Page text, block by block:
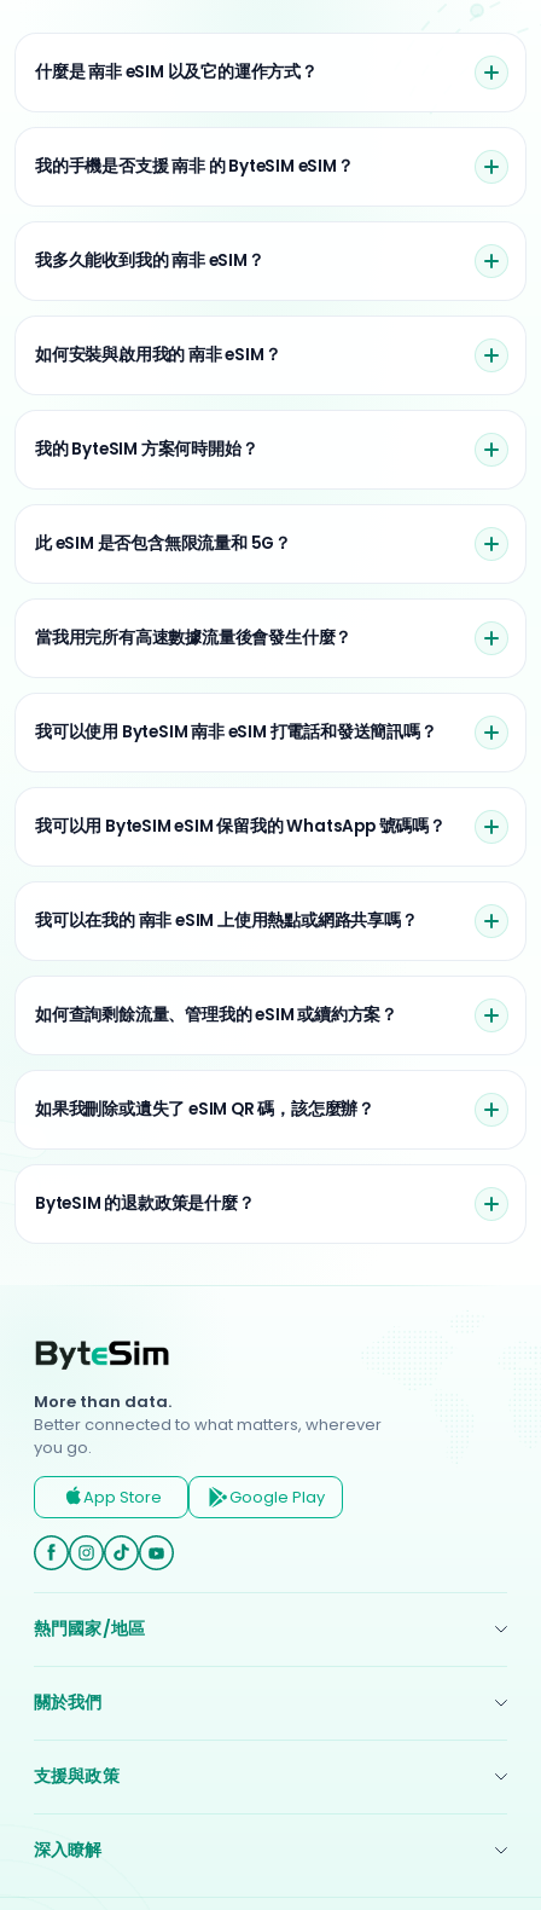
什麼是 南非 eSIM 以及它的運作方式？
我的手機是否支援 南非 的 ByteSIM eSIM？
我多久能收到我的 南非 eSIM？
如何安裝與啟用我的 南非 eSIM？
我的 ByteSIM 方案何時開始？
此 eSIM 是否包含無限流量和 5G？
當我用完所有高速數據流量後會發生什麼？
我可以使用 ByteSIM 南非 eSIM 打電話和發送簡訊嗎？
我可以用 ByteSIM eSIM 保留我的 WhatsApp 號碼嗎？
我可以在我的 南非 eSIM 上使用熱點或網路共享嗎？
如何查詢剩餘流量、管理我的 eSIM 或續約方案？
如果我刪除或遺失了 eSIM QR 碼，該怎麼辦？
ByteSIM 的退款政策是什麼？
More than data.
Better connected to what matters, wherever
you go.
App Store Google Play
熱門國家/地區
印尼 eSIM
韓國 eSIM
關於我們
使用條款
支援與政策
深入瞭解